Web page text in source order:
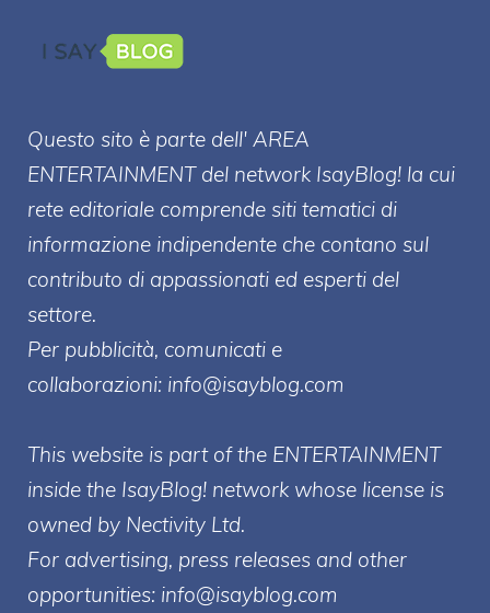
Questo sito è parte dell' AREA
ENTERTAINMENT del network IsayBlog! la cui
rete editoriale comprende siti tematici di
informazione indipendente che contano sul
contributo di appassionati ed esperti del
settore.
Per pubblicità, comunicati e
collaborazioni: info@isayblog.com
This website is part of the ENTERTAINMENT
inside the IsayBlog! network whose license is
owned by Nectivity Ltd.
For advertising, press releases and other
opportunities: info@isayblog.com